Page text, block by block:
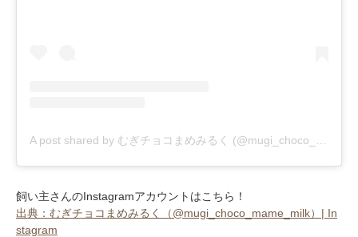
飼い主さんのInstagramアカウントはこちら！
出典：むぎチョコまめみるく（@mugi_choco_mame_milk）| In
stagram